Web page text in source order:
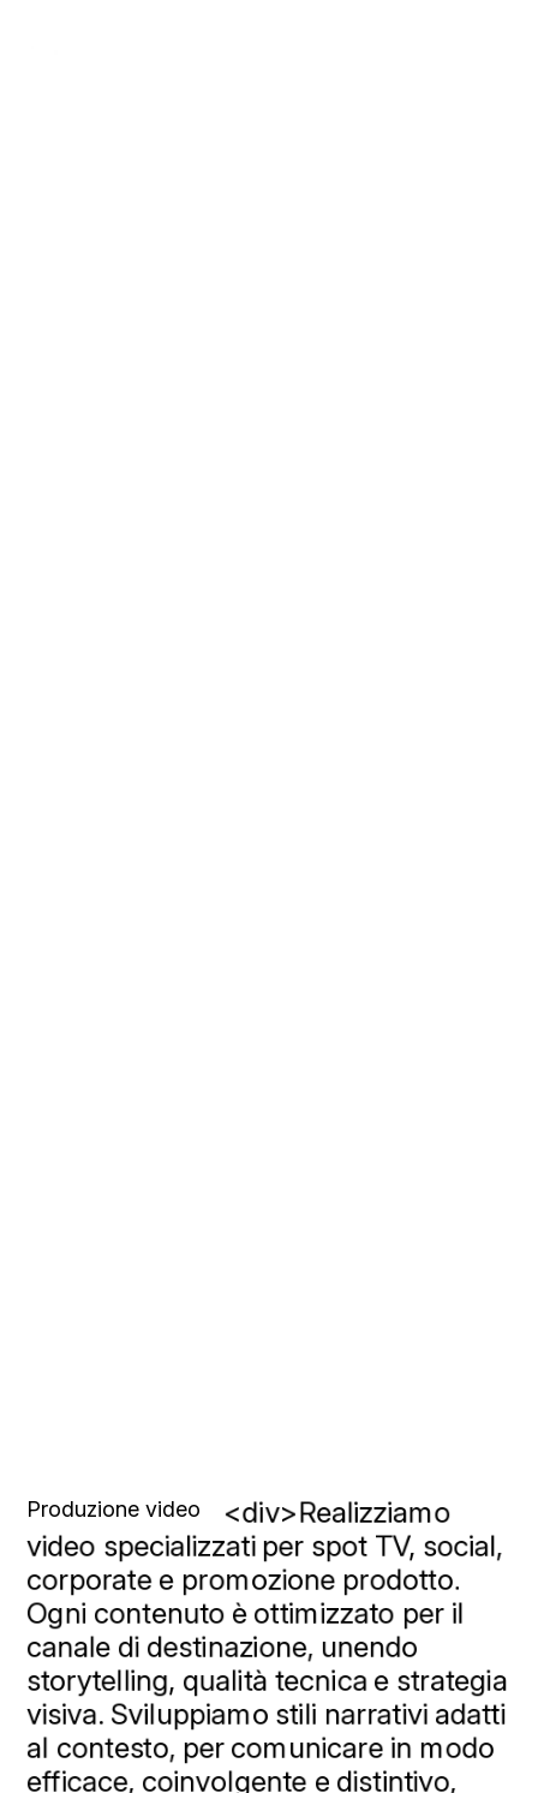
Produzione video
<div>Realizziamo
video specializzati per spot TV, social,
corporate e promozione prodotto.
Ogni contenuto è ottimizzato per il
canale di destinazione, unendo
storytelling, qualità tecnica e strategia
visiva. Sviluppiamo stili narrativi adatti
al contesto, per comunicare in modo
efficace, coinvolgente e distintivo,